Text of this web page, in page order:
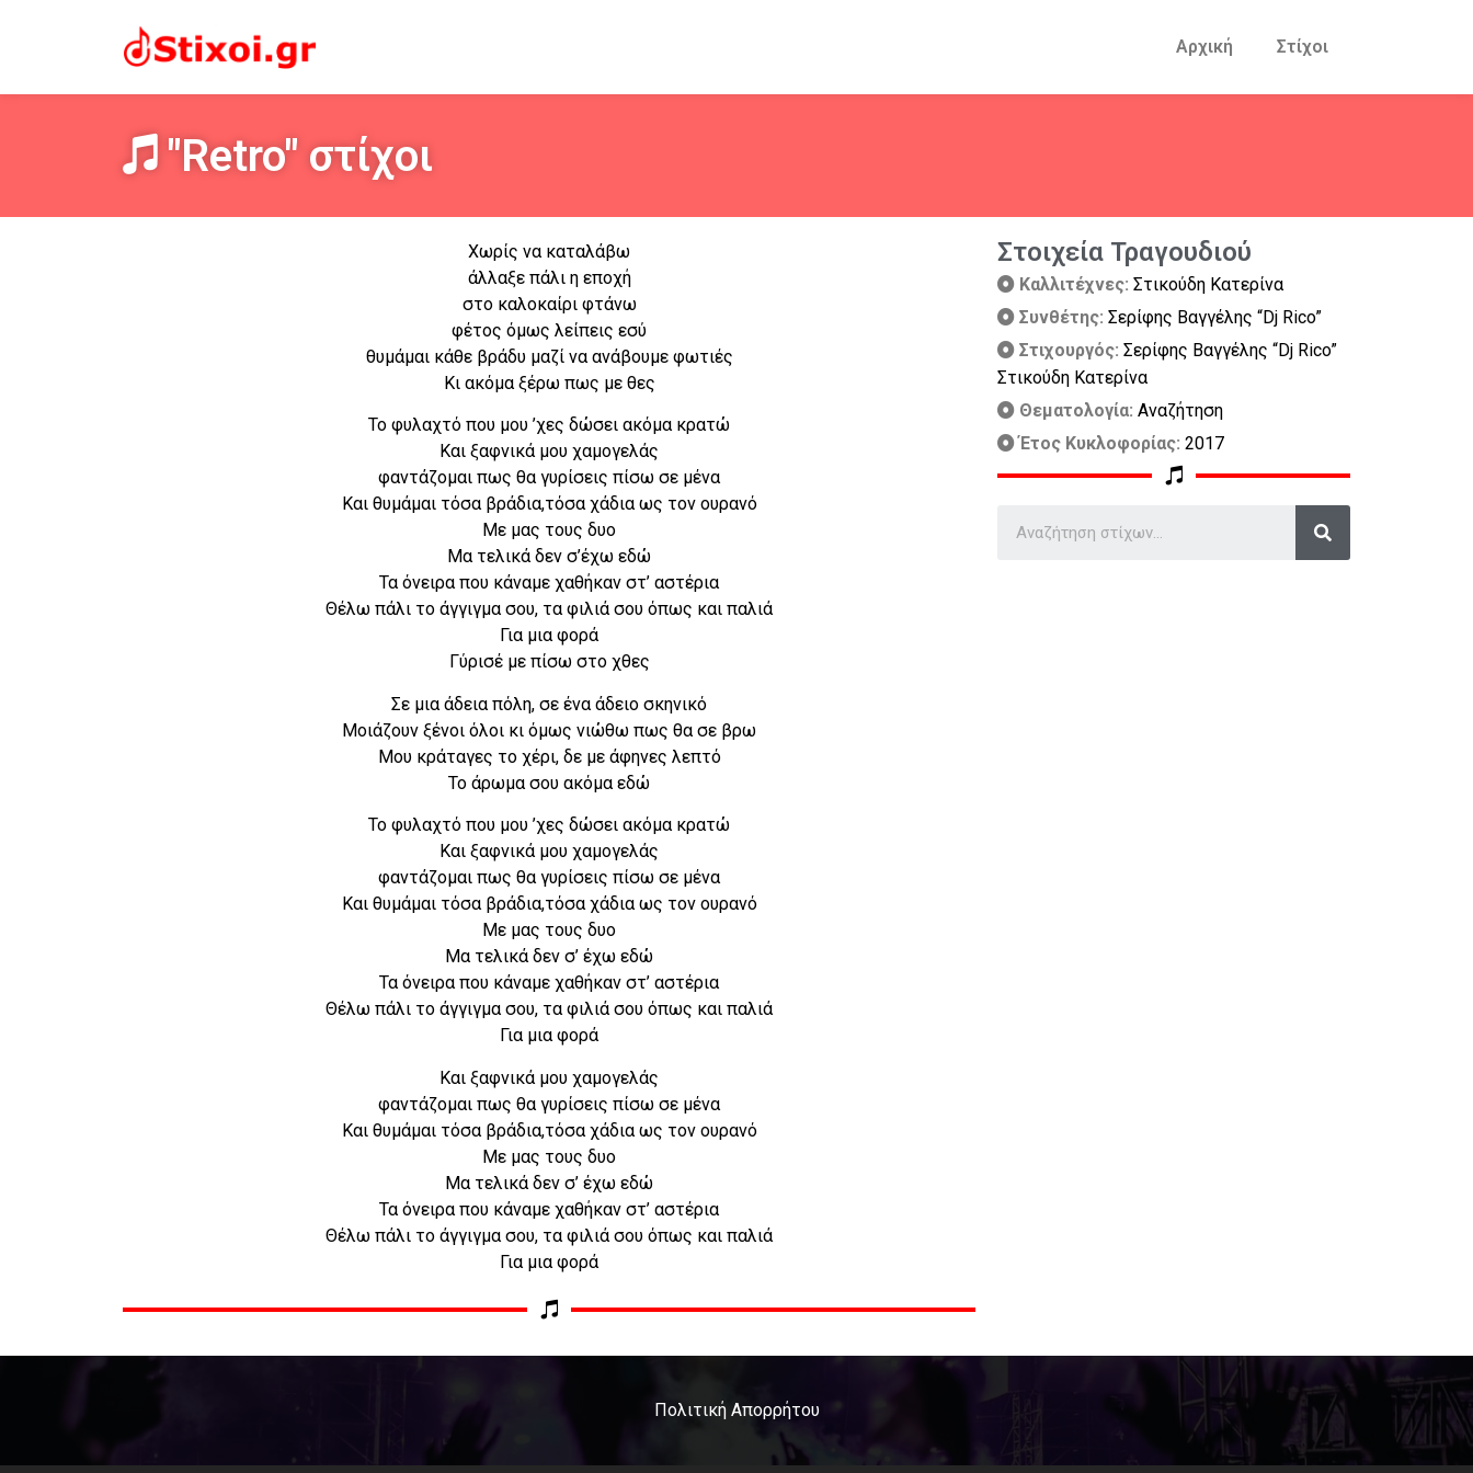
Αρχική Στίχοι
"Retro" στίχοι
Χωρίς να καταλάβω
άλλαξε πάλι η εποχή
στο καλοκαίρι φτάνω
φέτος όμως λείπεις εσύ
θυμάμαι κάθε βράδυ μαζί να ανάβουμε φωτιές
Κι ακόμα ξέρω πως με θες
Το φυλαχτό που μου ’χες δώσει ακόμα κρατώ
Και ξαφνικά μου χαμογελάς
φαντάζομαι πως θα γυρίσεις πίσω σε μένα
Και θυμάμαι τόσα βράδια,τόσα χάδια ως τον ουρανό
Με μας τους δυο
Μα τελικά δεν σ’έχω εδώ
Τα όνειρα που κάναμε χαθήκαν στ’ αστέρια
Θέλω πάλι το άγγιγμα σου, τα φιλιά σου όπως και παλιά
Για μια φορά
Γύρισέ με πίσω στο χθες
Σε μια άδεια πόλη, σε ένα άδειο σκηνικό
Μοιάζουν ξένοι όλοι κι όμως νιώθω πως θα σε βρω
Μου κράταγες το χέρι, δε με άφηνες λεπτό
Το άρωμα σου ακόμα εδώ
Το φυλαχτό που μου ’χες δώσει ακόμα κρατώ
Και ξαφνικά μου χαμογελάς
φαντάζομαι πως θα γυρίσεις πίσω σε μένα
Και θυμάμαι τόσα βράδια,τόσα χάδια ως τον ουρανό
Με μας τους δυο
Μα τελικά δεν σ’ έχω εδώ
Τα όνειρα που κάναμε χαθήκαν στ’ αστέρια
Θέλω πάλι το άγγιγμα σου, τα φιλιά σου όπως και παλιά
Για μια φορά
Και ξαφνικά μου χαμογελάς
φαντάζομαι πως θα γυρίσεις πίσω σε μένα
Και θυμάμαι τόσα βράδια,τόσα χάδια ως τον ουρανό
Με μας τους δυο
Μα τελικά δεν σ’ έχω εδώ
Τα όνειρα που κάναμε χαθήκαν στ’ αστέρια
Θέλω πάλι το άγγιγμα σου, τα φιλιά σου όπως και παλιά
Για μια φορά
Στοιχεία Τραγουδιού
Καλλιτέχνες: Στικούδη Κατερίνα
Συνθέτης: Σερίφης Βαγγέλης “Dj Rico”
Στιχουργός: Σερίφης Βαγγέλης “Dj Rico”
Στικούδη Κατερίνα
Θεματολογία: Αναζήτηση
Έτος Κυκλοφορίας: 2017
Πολιτική Απορρήτου